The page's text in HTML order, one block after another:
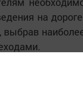
на